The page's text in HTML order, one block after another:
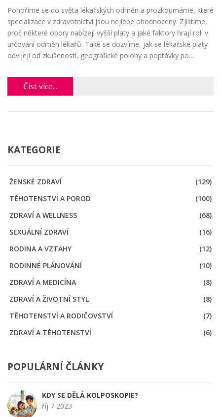
Ponoříme se do světa lékařských odměn a prozkoumáme, které
specializace v zdravotnictví jsou nejlépe ohodnoceny. Zjistíme,
proč některé obory nabízejí vyšší platy a jaké faktory hrají roli v
určování odměn lékařů. Také se dozvíme, jak se lékařské platy
odvíjejí od zkušeností, geografické polohy a poptávky po
Číst více...
KATEGORIE
ŽENSKÉ ZDRAVÍ
(129)
TĚHOTENSTVÍ A POROD
(100)
ZDRAVÍ A WELLNESS
(68)
SEXUÁLNÍ ZDRAVÍ
(16)
RODINA A VZTAHY
(12)
RODINNÉ PLÁNOVÁNÍ
(10)
ZDRAVÍ A MEDICÍNA
(8)
ZDRAVÍ A ŽIVOTNÍ STYL
(8)
TĚHOTENSTVÍ A RODIČOVSTVÍ
(7)
ZDRAVÍ A TĚHOTENSTVÍ
(6)
POPULÁRNÍ ČLÁNKY
KDY SE DĚLÁ KOLPOSKOPIE?
říj 7 2023